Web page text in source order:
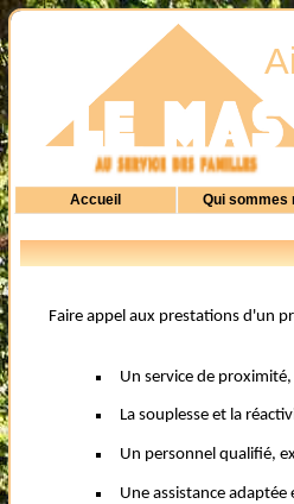
Faire appel aux prestations d'un
Un service de proximité,
La souplesse et la
Un personnel qualifié,
Une assistance
Accueil Qui sommes